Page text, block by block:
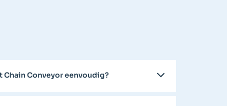
Chain Conveyor eenvoudig?